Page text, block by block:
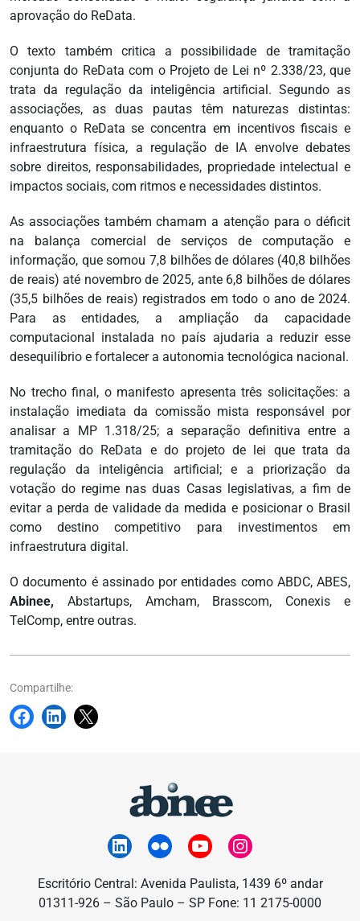
aprovação do ReData.
O texto também critica a possibilidade de tramitação
conjunta do ReData com o Projeto de Lei nº 2.338/23, que
trata da regulação da inteligência artificial. Segundo as
associações, as duas pautas têm naturezas distintas:
enquanto o ReData se concentra em incentivos fiscais e
infraestrutura física, a regulação de IA envolve debates
sobre direitos, responsabilidades, propriedade intelectual e
impactos sociais, com ritmos e necessidades distintos.
As associações também chamam a atenção para o déficit
na balança comercial de serviços de computação e
informação, que somou 7,8 bilhões de dólares (40,8 bilhões
de reais) até novembro de 2025, ante 6,8 bilhões de dólares
(35,5 bilhões de reais) registrados em todo o ano de 2024.
Para as entidades, a ampliação da capacidade
computacional instalada no país ajudaria a reduzir esse
desequilíbrio e fortalecer a autonomia tecnológica nacional.
No trecho final, o manifesto apresenta três solicitações: a
instalação imediata da comissão mista responsável por
analisar a MP 1.318/25; a separação definitiva entre a
tramitação do ReData e do projeto de lei que trata da
regulação da inteligência artificial; e a priorização da
votação do regime nas duas Casas legislativas, a fim de
evitar a perda de validade da medida e posicionar o Brasil
como destino competitivo para investimentos em
infraestrutura digital.
O documento é assinado por entidades como ABDC, ABES,
Abinee, Abstartups, Amcham, Brasscom, Conexis e
TelComp, entre outras.
Compartilhe:
Escritório Central: Avenida Paulista, 1439 6º andar
01311-926 – São Paulo – SP Fone: 11 2175-0000